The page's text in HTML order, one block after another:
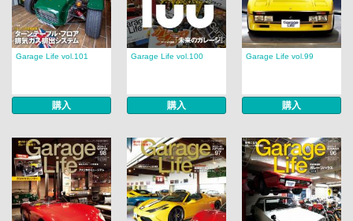
Garage Life vol.101
購入
Garage Life vol.100
購入
Garage Life vol.99
購入